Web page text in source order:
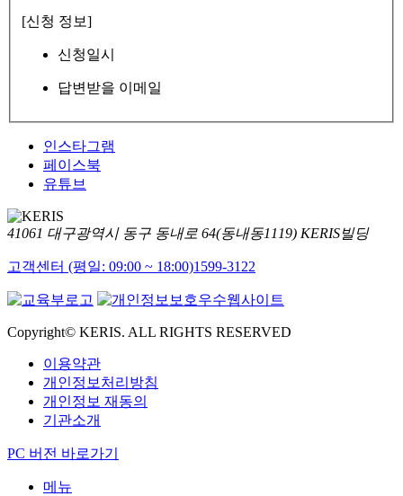
[신청 정보]
신청일시
답변받을 이메일
인스타그램
페이스북
유튜브
41061 대구광역시 동구 동내로 64(동내동1119) KERIS빌딩
고객센터 (평일: 09:00 ~ 18:00)1599-3122
Copyright© KERIS. ALL RIGHTS RESERVED
이용약관
개인정보처리방침
개인정보 재동의
기관소개
PC 버전 바로가기
메뉴